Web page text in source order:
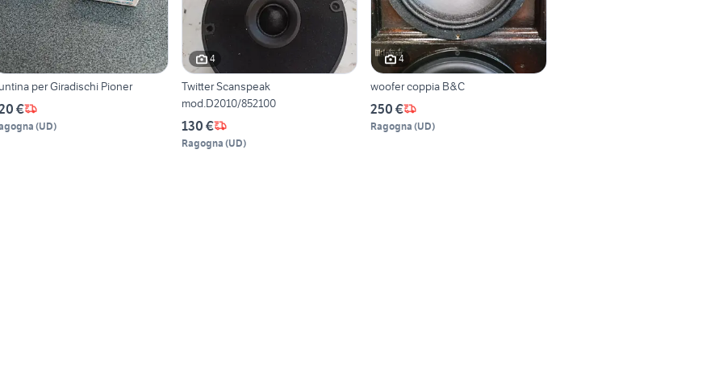
per Giradischi Pioner
€
(UD)
4
Twitter Scanspeak
mod.D2010/852100
130 €
Ragogna (UD)
4
woofer coppia B&C
250 €
Ragogna (UD)